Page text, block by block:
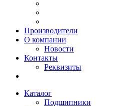
Производители
О компании
Новости
Контакты
Реквизиты
Каталог
Подшипники